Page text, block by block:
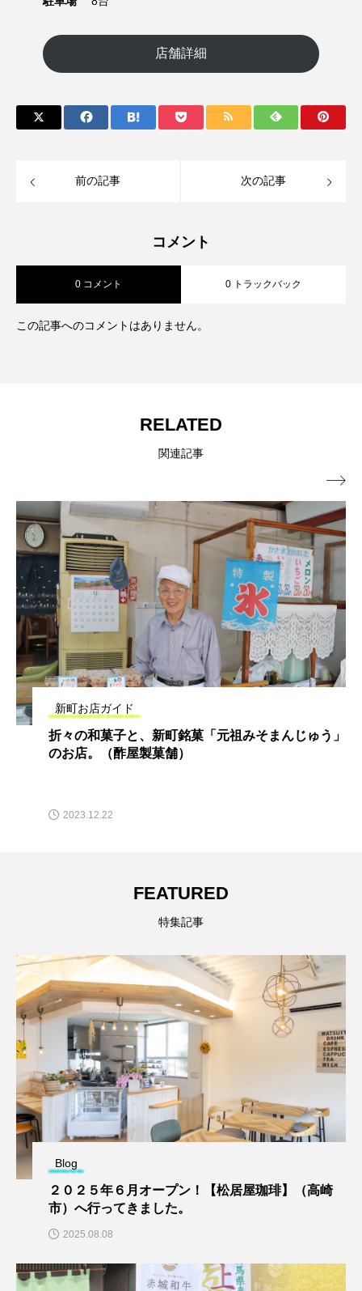
店舗詳細
前の記事 次の記事
コメント
0 コメント 0 トラックバック
この記事へのコメントはありません。
RELATED
関連記事
新町お店ガイド
折々の和菓子と、新町銘菓「元祖みそまんじゅう」
のお店。（酢屋製菓舗）
2023.12.22

FEATURED
特集記事
Blog
２０２５年６月オープン！【松居屋珈琲】（高崎
市）へ行ってきました。
2025.08.08